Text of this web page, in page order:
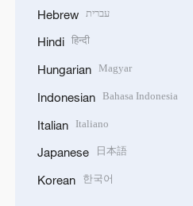
Hebrew עברית
Hindi हिन्दी
Hungarian Magyar
Indonesian Bahasa Indonesia
Italian Italiano
Japanese 日本語
Korean 한국어